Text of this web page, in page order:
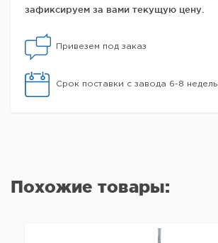
зафиксируем за вами текущую цену.
Привезем под заказ
Срок поставки с завода 6-8 недель
Похожие товары: